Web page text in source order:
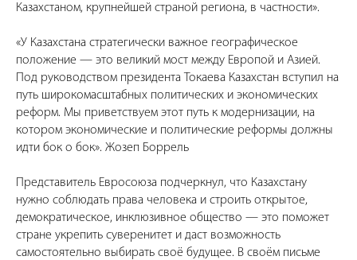
Казахстаном, крупнейшей страной региона, в частности».
«У Казахстана стратегически важное географическое
положение — это великий мост между Европой и Азией.
Под руководством президента Токаева Казахстан вступил на
путь широкомасштабных политических и экономических
реформ. Мы приветствуем этот путь к модернизации, на
котором экономические и политические реформы должны
идти бок о бок». Жозеп Боррель
Представитель Евросоюза подчеркнул, что Казахстану
нужно соблюдать права человека и строить открытое,
демократическое, инклюзивное общество — это поможет
стране укрепить суверенитет и даст возможность
самостоятельно выбирать своё будущее. В своём письме